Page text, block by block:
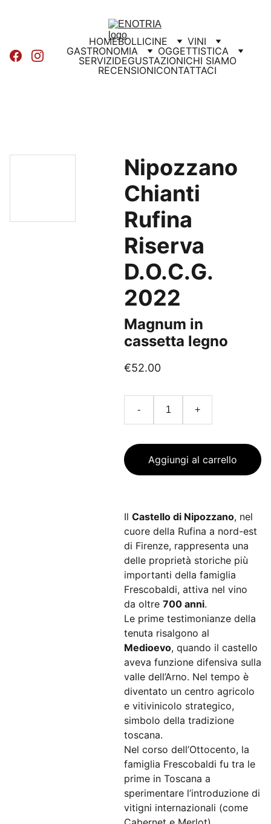
HOMEBOLLICINE
VINI
GASTRONOMIA
OGGETTISTICA
SERVIZIDEGUSTAZIONICHI SIAMO
RECENSIONICONTATTACI
Nipozzano
Chianti
Rufina
Riserva
D.O.C.G.
2022
Magnum in
cassetta legno
€52.00
- +
Aggiungi al carrello
Il Castello di Nipozzano, nel
cuore della Rufina a nord-est
di Firenze, rappresenta una
delle proprietà storiche più
importanti della famiglia
Frescobaldi, attiva nel vino
da oltre 700 anni.
Le prime testimonianze della
tenuta risalgono al
Medioevo, quando il castello
aveva funzione difensiva sulla
valle dell’Arno. Nel tempo è
diventato un centro agricolo
e vitivinicolo strategico,
simbolo della tradizione
toscana.
Nel corso dell’Ottocento, la
famiglia Frescobaldi fu tra le
prime in Toscana a
sperimentare l’introduzione di
vitigni internazionali (come